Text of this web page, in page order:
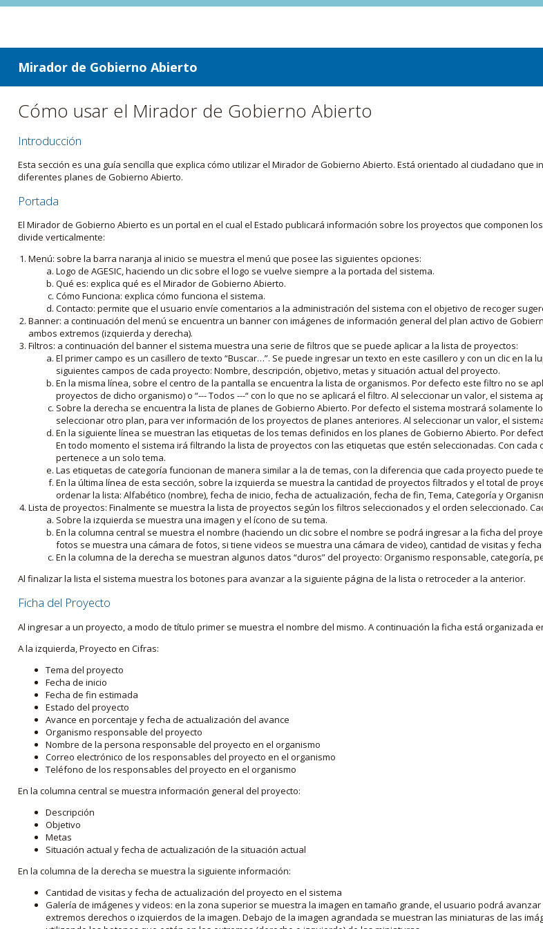
ir a contenido
ir al menú
Mirador de Gobierno Abierto
Cómo usar el Mirador de Gobierno Abierto
Introducción
Esta sección es una guía sencilla que explica cómo utilizar el Mirador de Gobierno Abierto. Está orientado al ciudadano
diferentes planes de Gobierno Abierto.
Portada
El Mirador de Gobierno Abierto es un portal en el cual el Estado publicará información sobre los proyectos que componen
divide verticalmente:
Menú: sobre la barra naranja al inicio se muestra el menú que posee las siguientes opciones:
Logo de AGESIC, haciendo un clic sobre el logo se vuelve siempre a la portada del sistema.
Qué es: explica qué es el Mirador de Gobierno Abierto.
Cómo Funciona: explica cómo funciona el sistema.
Contacto: permite que el usuario envíe comentarios a la administración del sistema con el objetivo de recoger
Banner: a continuación del menú se encuentra un banner con imágenes de información general del plan activo de
ambos extremos (izquierda y derecha).
Filtros: a continuación del banner el sistema muestra una serie de filtros que se puede aplicar a la lista de proyectos:
El primer campo es un casillero de texto “Buscar…”. Se puede ingresar un texto en este casillero y con un clic en
siguientes campos de cada proyecto: Nombre, descripción, objetivo, metas y situación actual del proyecto.
En la misma línea, sobre el centro de la pantalla se encuentra la lista de organismos. Por defecto este filtro no se
proyectos de dicho organismo) o “--- Todos ---“ con lo que no se aplicará el filtro. Al seleccionar un valor, el sistema
Sobre la derecha se encuentra la lista de planes de Gobierno Abierto. Por defecto el sistema mostrará
seleccionar otro plan, para ver información de los proyectos de planes anteriores. Al seleccionar un valor, el
En la siguiente línea se muestran las etiquetas de los temas definidos en los planes de Gobierno Abierto. Por
En todo momento el sistema irá filtrando la lista de proyectos con las etiquetas que estén seleccionadas. Con
pertenece a un solo tema.
Las etiquetas de categoría funcionan de manera similar a la de temas, con la diferencia que cada proyecto puede
En la última línea de esta sección, sobre la izquierda se muestra la cantidad de proyectos filtrados y el total de
ordenar la lista: Alfabético (nombre), fecha de inicio, fecha de actualización, fecha de fin, Tema, Categoría y
Lista de proyectos: Finalmente se muestra la lista de proyectos según los filtros seleccionados y el orden seleccionado.
Sobre la izquierda se muestra una imagen y el ícono de su tema.
En la columna central se muestra el nombre (haciendo un clic sobre el nombre se podrá ingresar a la ficha del
fotos se muestra una cámara de fotos, si tiene videos se muestra una cámara de video), cantidad de visitas y
En la columna de la derecha se muestran algunos datos “duros” del proyecto: Organismo responsable, categoría,
Al finalizar la lista el sistema muestra los botones para avanzar a la siguiente página de la lista o retroceder a la anterior.
Ficha del Proyecto
Al ingresar a un proyecto, a modo de título primer se muestra el nombre del mismo. A continuación la ficha está organizada
A la izquierda, Proyecto en Cifras:
Tema del proyecto
Fecha de inicio
Fecha de fin estimada
Estado del proyecto
Avance en porcentaje y fecha de actualización del avance
Organismo responsable del proyecto
Nombre de la persona responsable del proyecto en el organismo
Correo electrónico de los responsables del proyecto en el organismo
Teléfono de los responsables del proyecto en el organismo
En la columna central se muestra información general del proyecto:
Descripción
Objetivo
Metas
Situación actual y fecha de actualización de la situación actual
En la columna de la derecha se muestra la siguiente información:
Cantidad de visitas y fecha de actualización del proyecto en el sistema
Galería de imágenes y videos: en la zona superior se muestra la imagen en tamaño grande, el usuario podrá
extremos derechos o izquierdos de la imagen. Debajo de la imagen agrandada se muestran las miniaturas de las